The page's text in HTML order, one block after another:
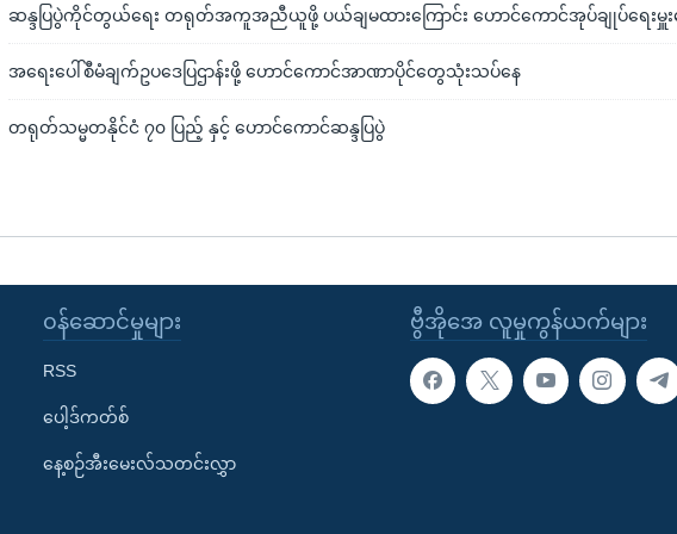
ဆန္ဒပြပွဲကိုင်တွယ်ရေး တရုတ်အကူအညီယူဖို့ ပယ်ချမထားကြောင်း ဟောင်ကောင်အုပ်ချုပ်ရေးမှူးပ
အရေးပေါ်စီမံချက်ဥပဒေပြဌာန်းဖို့ ဟောင်ကောင်အာဏာပိုင်တွေသုံးသပ်နေ
တရုတ်သမ္မတနိုင်ငံ ၇၀ ပြည့် နှင့် ဟောင်ကောင်ဆန္ဒပြပွဲ
ဗွီအိုအေ လူမှုကွန်ယက်များ
၀န်ဆောင်မှုများ
RSS
ပေါ့ဒ်ကတ်စ်
နေ့စဉ်အီးမေးလ်သတင်းလွှာ